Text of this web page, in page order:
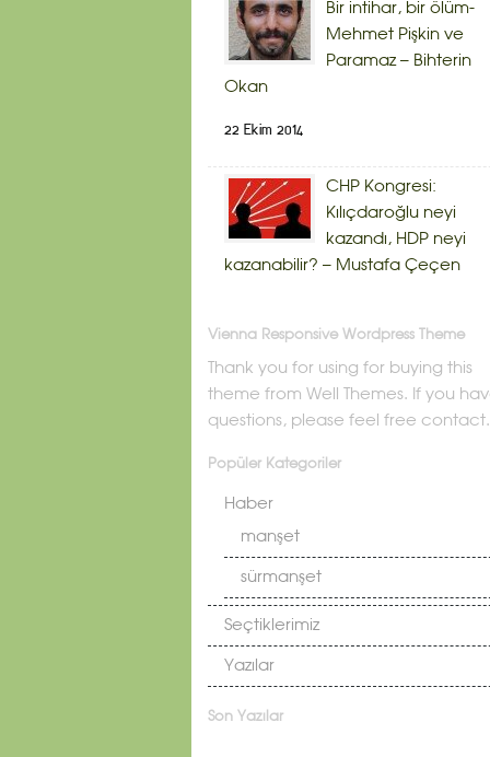
Bir intihar, bir ölüm-
Mehmet Pişkin ve
Paramaz – Bihterin
Okan
22 Ekim 2014
CHP Kongresi:
Kılıçdaroğlu neyi
kazandı, HDP neyi
kazanabilir? – Mustafa Çeçen
Vienna Responsive Wordpress Theme
Thank you for using for buying this
theme from Well Themes. If you
questions, please feel free contact.
Popüler Kategoriler
Haber
manşet
sürmanşet
Seçtiklerimiz
Yazılar
Son Yazılar